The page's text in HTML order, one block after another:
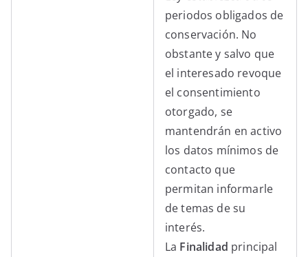
periodos obligados de
conservación. No
obstante y salvo que
el interesado revoque
el consentimiento
otorgado, se
mantendrán en activo
los datos mínimos de
contacto que
permitan informarle
de temas de su
interés.
La Finalidad principal